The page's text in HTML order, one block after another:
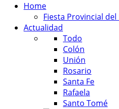
Home
Fiesta Provincial
Actualidad
Todo
Colón
Unión
Rosario
Santa Fe
Rafaela
Santo Tomé